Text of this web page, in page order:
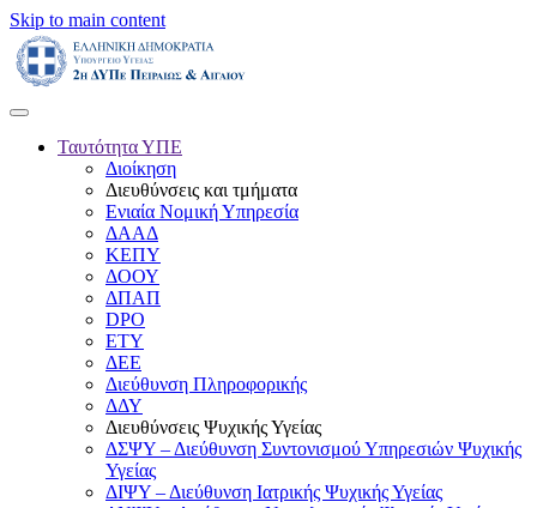
Skip to main content
Ταυτότητα ΥΠΕ
Διοίκηση
Διευθύνσεις και τμήματα
Ενιαία Νομική Υπηρεσία
ΔΑΑΔ
ΚΕΠΥ
ΔΟΟΥ
ΔΠΑΠ
DPO
ΕΤΥ
ΔΕΕ
Διεύθυνση Πληροφορικής
ΔΔΥ
Διευθύνσεις Ψυχικής Υγείας
ΔΣΨΥ – Διεύθυνση Συντονισμού Υπηρεσιών Ψυχικής
Υγείας
ΔΙΨΥ – Διεύθυνση Ιατρικής Ψυχικής Υγείας